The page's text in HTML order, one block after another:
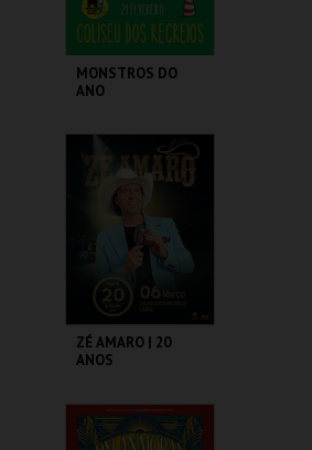
MONSTROS DO
ANO
COLISEU DE LISBOA
MAIS INFO
COMPRAR
ZÉ AMARO | 20
ANOS
COLISEU DE LISBOA